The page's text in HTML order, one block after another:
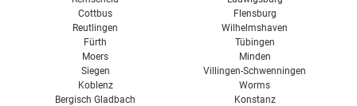
Cottbus
Reutlingen
Fürth
Moers
Siegen
Koblenz
Bergisch Gladbach
Flensburg
Wilhelmshaven
Tübingen
Minden
Villingen-Schwenningen
Worms
Konstanz